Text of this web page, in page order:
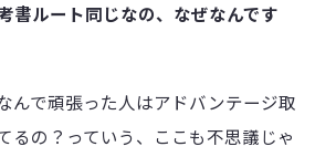
書ルート同じなの、なぜなんです
んで頑張った人はアドバンテージ取
るの？っていう、ここも不思議じゃ